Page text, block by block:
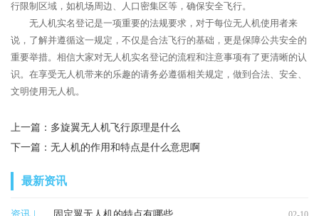
行限制区域，如机场周边、人口密集区等，确保安全飞行。
无人机实名登记是一项重要的法规要求，对于每位无人机使用者来
说，了解并遵循这一规定，不仅是合法飞行的基础，更是保障公共安全的
重要举措。相信大家对无人机实名登记的流程和注意事项有了更清晰的认
识。在享受无人机带来的乐趣的请务必遵循相关规定，做到合法、安全、
文明使用无人机。
上一篇： 多旋翼无人机飞行原理是什么
下一篇： 无人机的作用和特点是什么意思啊
最新资讯